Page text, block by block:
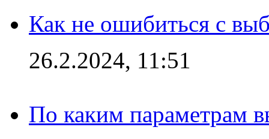
Как не ошибиться с
26.2.2024, 11:51
По каким параметрам